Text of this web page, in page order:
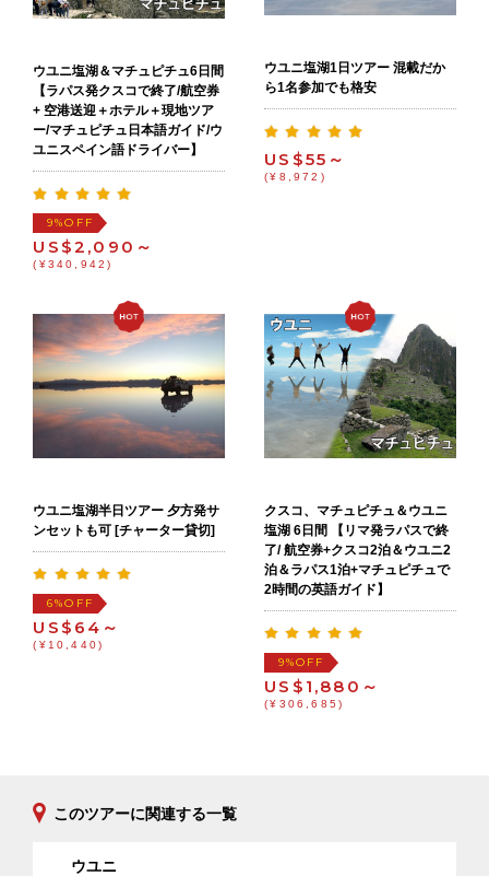
ウユニ塩湖＆マチュピチュ6日間
【ラパス発クスコで終了/航空券
+ 空港送迎＋ホテル＋現地ツア
ー/マチュピチュ日本語ガイド/ウ
ユニスペイン語ドライバー】
9%OFF
US$2,090～
(¥340,942)
ウユニ塩湖1日ツアー 混載だか
ら1名参加でも格安
US$55～
(¥8,972)
ウユニ塩湖半日ツアー 夕方発サ
ンセットも可 [チャーター貸切]
6%OFF
US$64～
(¥10,440)
クスコ、マチュピチュ＆ウユニ
塩湖 6日間 【リマ発ラパスで終
了/ 航空券+クスコ2泊＆ウユニ2
泊＆ラパス1泊+マチュピチュで
2時間の英語ガイド】
9%OFF
US$1,880～
(¥306,685)
このツアーに関連する一覧
ウユニ